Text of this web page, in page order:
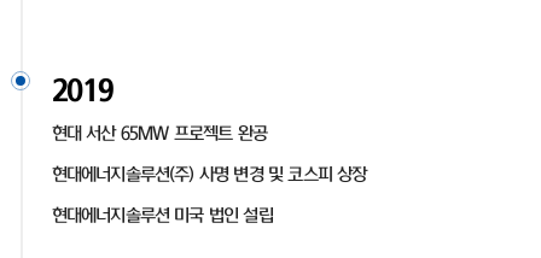
2019
현대 서산 65MW 프로젝트 완공
현대에너지솔루션(주) 사명 변경 및 코스피 상장
현대에너지솔루션 미국 법인 설립